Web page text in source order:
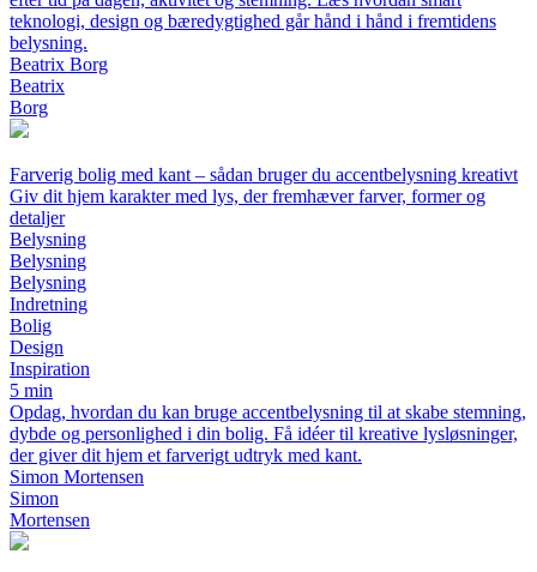
teknologi, design og bæredygtighed går hånd i hånd i fremtidens
belysning.
Beatrix Borg
Beatrix
Borg
Farverig bolig med kant – sådan bruger du accentbelysning kreativt
Giv dit hjem karakter med lys, der fremhæver farver, former og
detaljer
Belysning
Belysning
Belysning
Indretning
Bolig
Design
Inspiration
5 min
Opdag, hvordan du kan bruge accentbelysning til at skabe stemning,
dybde og personlighed i din bolig. Få idéer til kreative lysløsninger,
der giver dit hjem et farverigt udtryk med kant.
Simon Mortensen
Simon
Mortensen